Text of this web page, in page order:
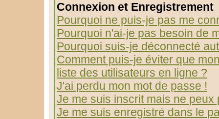
Connexion et Enregistrement
Pourquoi ne puis-je pas me
Pourquoi n'ai-je pas besoin de
Pourquoi suis-je déconnecté
Comment puis-je éviter que
liste des utilisateurs en ligne ?
J'ai perdu mon mot de passe !
Je me suis inscrit mais ne peux
Je me suis enregistré dans le